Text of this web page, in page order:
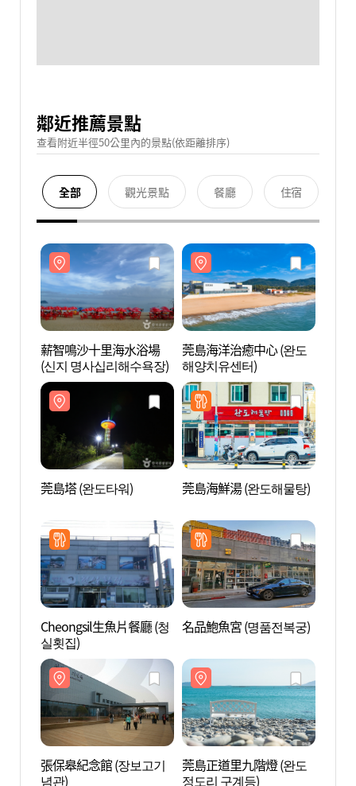
鄰近推薦景點
查看附近半徑50公里內的景點(依距離排序)
全部 觀光景點 餐廳 住宿
薪智鳴沙十里海水浴場
(신지 명사십리해수욕장)
莞島海洋治癒中心 (완도
해양치유센터)
莞島塔 (완도타워) 莞島海鮮湯 (완도해물탕)
Cheongsil生魚片餐廳 (청
실횟집)
名品鮑魚宮 (명품전복궁)
張保皋紀念館 (장보고기
념관)
莞島正道里九階燈 (완도
정도리 구계등)